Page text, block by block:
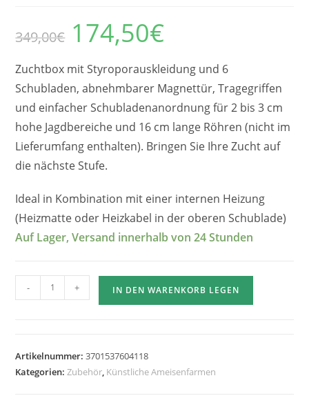
349,00€
Der
ursprüngliche
Preis
349,00
€.
174,50€
174,50
€.
Zuchtbox mit Styroporauskleidung und 6
Schubladen, abnehmbarer Magnettür, Tragegriffen
und einfacher Schubladenanordnung für 2 bis 3 cm
hohe Jagdbereiche und 16 cm lange Röhren (nicht im
Lieferumfang enthalten). Bringen Sie Ihre Zucht auf
die nächste Stufe.
Ideal in Kombination mit einer internen Heizung
(Heizmatte oder Heizkabel in der oberen Schublade)
Auf Lager, Versand innerhalb von 24 Stunden
der
-
6
- + IN DEN WARENKORB LEGEN
Artikelnummer:3701537604118
Kategorien:Zubehör, Künstliche Ameisenfarmen